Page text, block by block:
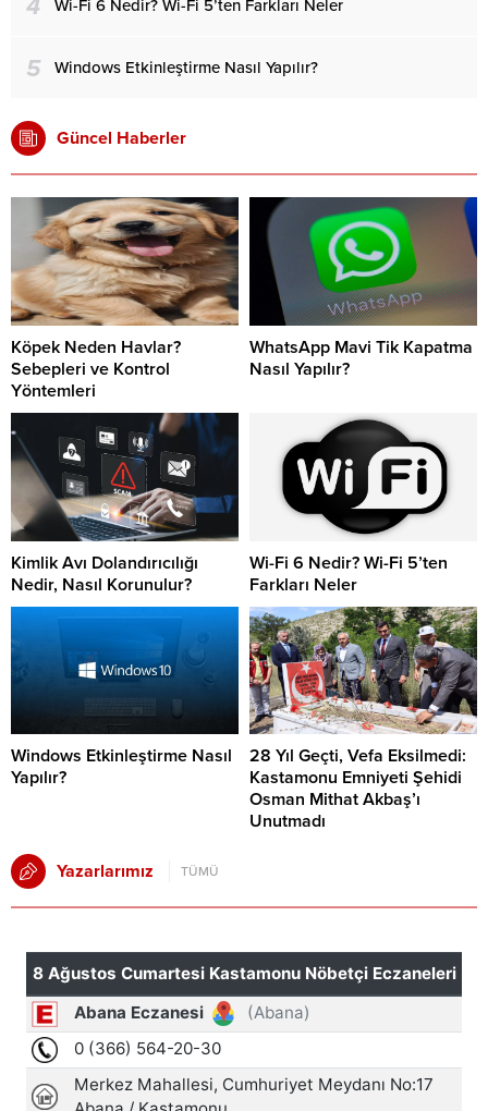
4 Wi-Fi 6 Nedir? Wi-Fi 5’ten Farkları Neler
5 Windows Etkinleştirme Nasıl Yapılır?
Güncel Haberler
Köpek Neden Havlar?
Sebepleri ve Kontrol
Yöntemleri
WhatsApp Mavi Tik Kapatma
Nasıl Yapılır?
Kimlik Avı Dolandırıcılığı
Nedir, Nasıl Korunulur?
Wi-Fi 6 Nedir? Wi-Fi 5’ten
Farkları Neler
Windows Etkinleştirme Nasıl
Yapılır?
28 Yıl Geçti, Vefa Eksilmedi:
Kastamonu Emniyeti Şehidi
Osman Mithat Akbaş’ı
Unutmadı
Yazarlarımız TÜMÜ